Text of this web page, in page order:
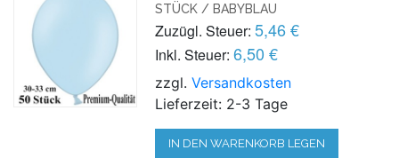
STÜCK / BABYBLAU
Zuzügl. Steuer: 5,46 €
Inkl. Steuer: 6,50 €
zzgl.Versandkosten
Lieferzeit: 2-3 Tage
IN DEN WARENKORB LEGEN